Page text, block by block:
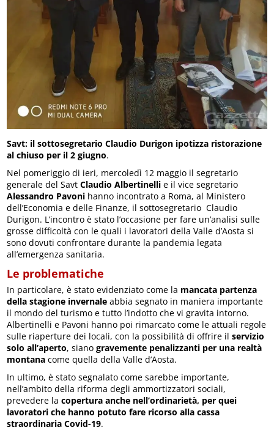
Savt: il sottosegretario Claudio Durigon ipotizza ristorazione
al chiuso per il 2 giugno.
Nel pomeriggio di ieri, mercoledì 12 maggio il segretario
generale del SavtClaudio Albertinelli e il vice segretario
Alessandro Pavoni hanno incontrato a Roma, al Ministero
dell’Economia e delle Finanze, il sottosegretario Claudio
Durigon. L’incontro è stato l’occasione per fare un’analisi sulle
grosse difficoltà con le quali i lavoratori della Valle d’Aosta si
sono dovuti confrontare durante la pandemia legata
all’emergenza sanitaria.
Le problematiche
In particolare, è stato evidenziato come la mancata partenza
della stagione invernale abbia segnato in maniera importante
il mondo del turismo e tutto l’indotto che vi gravita intorno.
Albertinelli e Pavoni hanno poi rimarcato come le attuali regole
sulle riaperture dei locali, con la possibilità di offrire ilservizio
solo all’aperto, sianogravemente penalizzanti per una realtà
montana come quella della Valle d’Aosta.
In ultimo, è stato segnalato come sarebbe importante,
nell’ambito della riforma degli ammortizzatori sociali,
prevedere lacopertura anche nell’ordinarietà, per quei
lavoratori che hanno potuto fare ricorso alla cassa
straordinaria Covid-19.